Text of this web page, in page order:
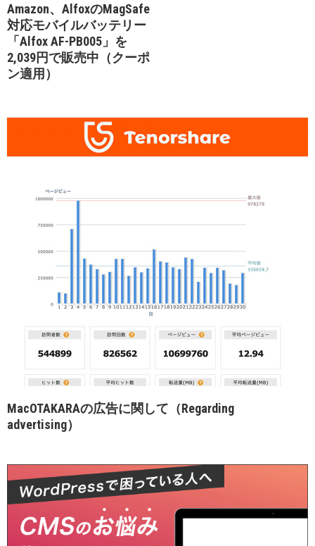
Amazon、AlfoxのMagSafe
対応モバイルバッテリー
「Alfox AF-PB005」を
2,039円で販売中（クーポ
ン適用）
MacOTAKARAの広告に関して（Regarding
advertising）